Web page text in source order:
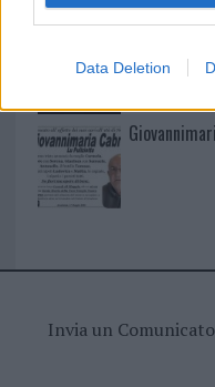
Data Deletion
Invia un